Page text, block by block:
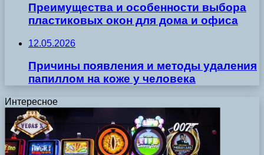
Преимущества и особенности выбора
пластиковых окон для дома и офиса
12.05.2026
Причины появления и методы удаления
папиллом на коже у человека
Интересное